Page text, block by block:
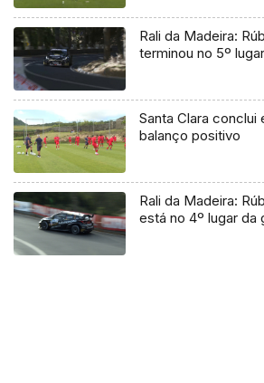
Rali da Madeira:
terminou no 5º
Santa Clara conclui
balanço positivo
Rali da Madeira:
está no 4º lugar da